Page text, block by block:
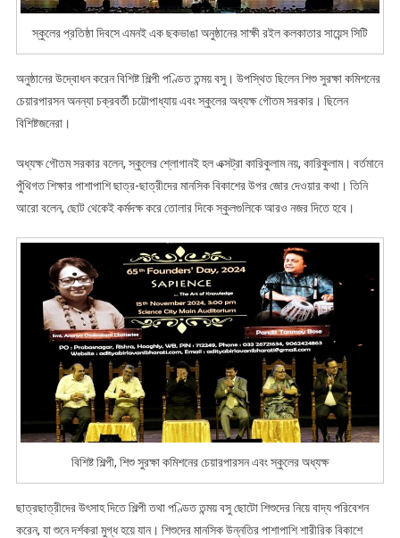
স্কুলের প্রতিষ্ঠা দিবসে এমনই এক ছকভাঙা অনুষ্ঠানের সাক্ষী রইল কলকাতার সায়েন্স সিটি
অনুষ্ঠানের উদ্বোধন করেন বিশিষ্ট শিল্পী পণ্ডিত তন্ময় বসু। উপস্থিত ছিলেন শিশু সুরক্ষা কমিশনের
চেয়ারপারসন অনন্যা চক্রবর্তী চট্টোপাধ্যায় এবং স্কুলের অধ্যক্ষ গৌতম সরকার। ছিলেন
বিশিষ্টজনেরা।
অধ্যক্ষ গৌতম সরকার বলেন, স্কুলের শ্লোগানই হল এক্সট্রা কারিকুলাম নয়, কারিকুলাম। বর্তমানে
পুঁথিগত শিক্ষার পাশাপাশি ছাত্র-ছাত্রীদের মানসিক বিকাশের উপর জোর দেওয়ার কথা। তিনি
আরো বলেন, ছোট থেকেই কর্মদক্ষ করে তোলার দিকে স্কুলগুলিকে আরও নজর দিতে হবে।
বিশিষ্ট শিল্পী, শিশু সুরক্ষা কমিশনের চেয়ারপারসন এবং স্কুলের অধ্যক্ষ
ছাত্রছাত্রীদের উৎসাহ দিতে শিল্পী তথা পণ্ডিত তন্ময় বসু ছোটো শিশুদের নিয়ে বাদ্য পরিবেশন
করেন, যা শুনে দর্শকরা মুগ্ধ হয়ে যান। শিশুদের মানসিক উন্নতির পাশাপাশি শারীরিক বিকাশে